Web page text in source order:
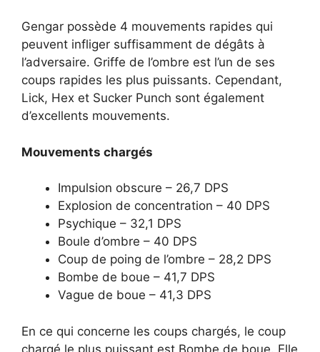
Gengar possède 4 mouvements rapides qui
peuvent infliger suffisamment de dégâts à
l’adversaire. Griffe de l’ombre est l’un de ses
coups rapides les plus puissants. Cependant,
Lick, Hex et Sucker Punch sont également
d’excellents mouvements.
Mouvements chargés
Impulsion obscure – 26,7 DPS
Explosion de concentration – 40 DPS
Psychique – 32,1 DPS
Boule d’ombre – 40 DPS
Coup de poing de l’ombre – 28,2 DPS
Bombe de boue – 41,7 DPS
Vague de boue – 41,3 DPS
En ce qui concerne les coups chargés, le coup
chargé le plus puissant est Bombe de boue. Elle